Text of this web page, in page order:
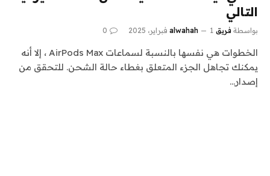
التالي
بواسطة فريق alwahah 1 فبراير، 2025 0
الخطوات هي نفسها بالنسبة لسماعات AirPods Max ، إلا أنه
يمكنك تجاهل الجزء المتعلق بغطاء حالة الشحن. للتحقق من
إصدار…